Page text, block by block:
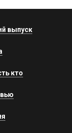
выпуск
кто